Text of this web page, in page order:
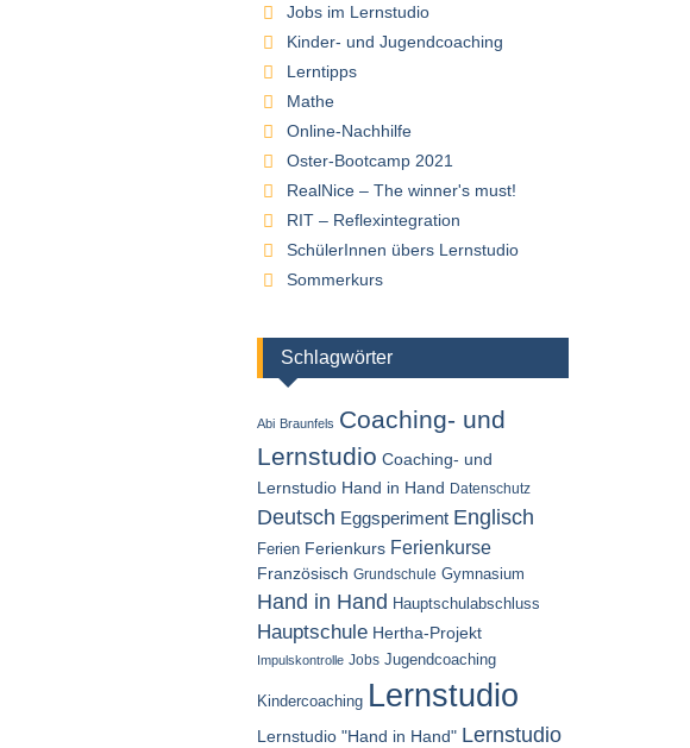
Jobs im Lernstudio
Kinder- und Jugendcoaching
Lerntipps
Mathe
Online-Nachhilfe
Oster-Bootcamp 2021
RealNice – The winner's must!
RIT – Reflexintegration
SchülerInnen übers Lernstudio
Sommerkurs
Schlagwörter
Abi Braunfels Coaching- und
Lernstudio Coaching- und
Lernstudio Hand in Hand Datenschutz
Deutsch Eggsperiment Englisch
Ferien Ferienkurs Ferienkurse
Französisch Grundschule Gymnasium
Hand in Hand Hauptschulabschluss
Hauptschule Hertha-Projekt
Impulskontrolle Jobs Jugendcoaching
Kindercoaching Lernstudio
Lernstudio "Hand in Hand" Lernstudio